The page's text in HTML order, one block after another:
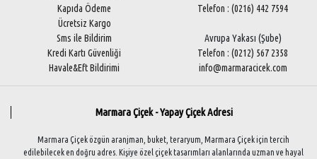
Kapıda Ödeme
Ücretsiz Kargo
Sms ile Bildirim
Kredi Kartı Güvenliği
Havale&Eft Bildirimi
Telefon : (0216) 442 7594
Avrupa Yakası (Şube)
Telefon : (0212) 567 2358
info@marmaracicek.com
Marmara Çiçek - Yapay Çiçek Adresi
Marmara Çiçek özgün aranjman, buket, teraryum, Marmara Çiçek için tercih
edilebilecek en doğru adres. Kişiye özel çiçek tasarımları alanlarında uzman ve hayal